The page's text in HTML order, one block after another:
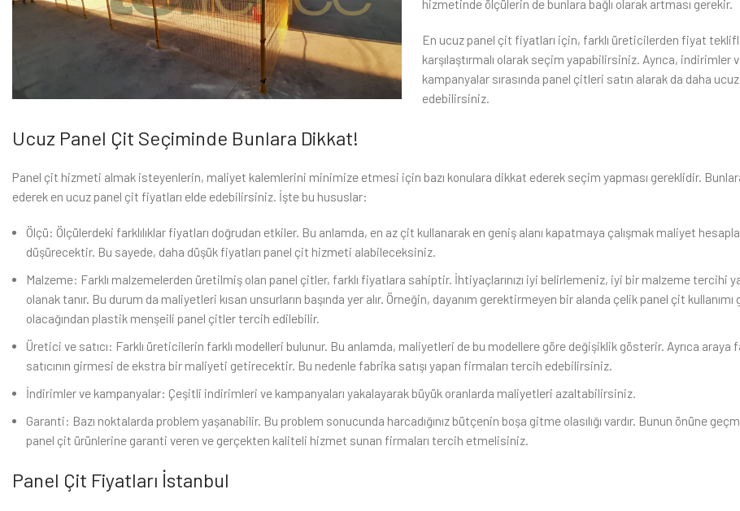
hizmetinde ölçülerin de bunlara bağlı olarak artması gerekir.
En ucuz panel çit fiyatları için, farklı üreticilerden fiyat
karşılaştırmalı olarak seçim yapabilirsiniz. Ayrıca, indirimler
kampanyalar sırasında panel çitleri satın alarak da daha
edebilirsiniz.
Ucuz Panel Çit Seçiminde Bunlara Dikkat!
Panel çit hizmeti almak isteyenlerin, maliyet kalemlerini minimize etmesi için bazı konulara dikkat ederek seçim yapması gereklidir.
ederek en ucuz panel çit fiyatları elde edebilirsiniz. İşte bu hususlar:
Ölçü: Ölçülerdeki farklılıklar fiyatları doğrudan etkiler. Bu anlamda, en az çit kullanarak en geniş alanı kapatmaya çalışmak maliyet
düşürecektir. Bu sayede, daha düşük fiyatları panel çit hizmeti alabileceksiniz.
Malzeme: Farklı malzemelerden üretilmiş olan panel çitler, farklı fiyatlara sahiptir. İhtiyaçlarınızı iyi belirlemeniz, iyi bir malzeme tercihi
olanak tanır. Bu durum da maliyetleri kısan unsurların başında yer alır. Örneğin, dayanım gerektirmeyen bir alanda çelik panel çit kullanımı
olacağından plastik menşeili panel çitler tercih edilebilir.
Üretici ve satıcı: Farklı üreticilerin farklı modelleri bulunur. Bu anlamda, maliyetleri de bu modellere göre değişiklik gösterir. Ayrıca araya
satıcının girmesi de ekstra bir maliyeti getirecektir. Bu nedenle fabrika satışı yapan firmaları tercih edebilirsiniz.
İndirimler ve kampanyalar: Çeşitli indirimleri ve kampanyaları yakalayarak büyük oranlarda maliyetleri azaltabilirsiniz.
Garanti: Bazı noktalarda problem yaşanabilir. Bu problem sonucunda harcadığınız bütçenin boşa gitme olasılığı vardır. Bunun önüne
panel çit ürünlerine garanti veren ve gerçekten kaliteli hizmet sunan firmaları tercih etmelisiniz.
Panel Çit Fiyatları İstanbul